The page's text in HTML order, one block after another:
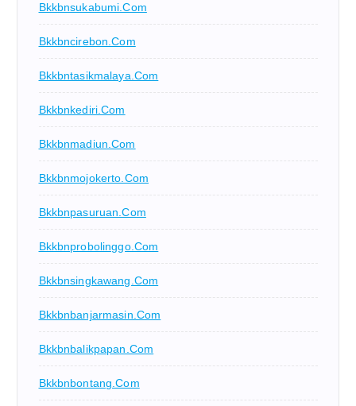
Bkkbnsukabumi.com
Bkkbncirebon.com
Bkkbntasikmalaya.com
Bkkbnkediri.com
Bkkbnmadiun.com
Bkkbnmojokerto.com
Bkkbnpasuruan.com
Bkkbnprobolinggo.com
Bkkbnsingkawang.com
Bkkbnbanjarmasin.com
Bkkbnbalikpapan.com
Bkkbnbontang.com